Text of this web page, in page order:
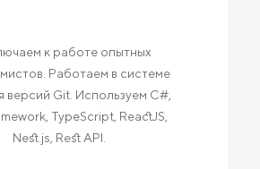
к работе опытных
Работаем в системе
версий Git. Используем C#,
TypeScript, ReactJS,
Nest.js, Rest API.